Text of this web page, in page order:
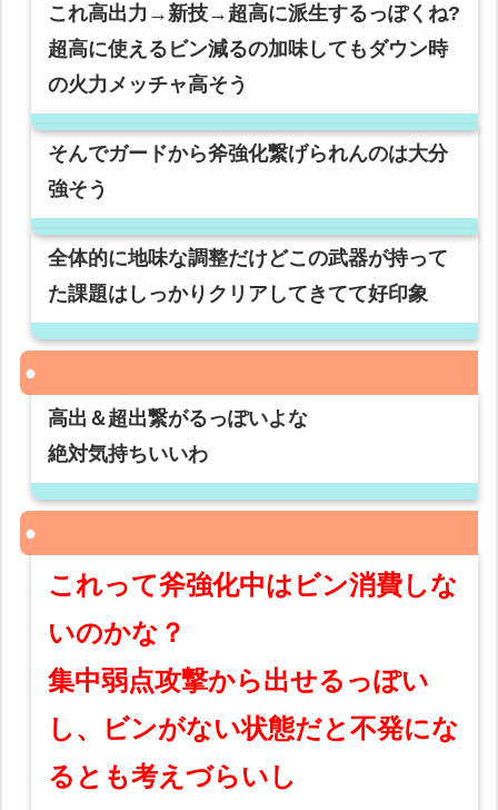
これ高出力→新技→超高に派生するっぽくね?
超高に使えるビン減るの加味してもダウン時
の火力メッチャ高そう
そんでガードから斧強化繋げられんのは大分
強そう
全体的に地味な調整だけどこの武器が持って
た課題はしっかりクリアしてきてて好印象
高出＆超出繋がるっぽいよな
絶対気持ちいいわ
これって斧強化中はビン消費しな
いのかな？
集中弱点攻撃から出せるっぽい
し、ビンがない状態だと不発にな
るとも考えづらいし